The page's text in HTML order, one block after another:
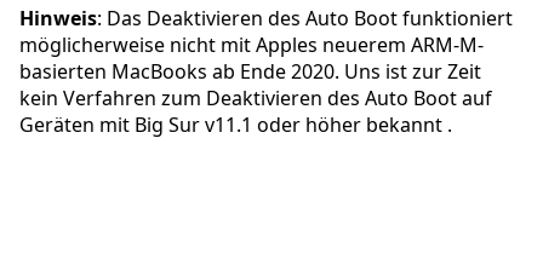
Hinweis: Das Deaktivieren des Auto Boot funktioniert
möglicherweise nicht mit Apples neuerem ARM-M-
basierten MacBooks ab Ende 2020. Uns ist zur Zeit
kein Verfahren zum Deaktivieren des Auto Boot auf
Geräten mit Big Sur v11.1 oder höher bekannt .